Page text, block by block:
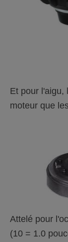
Et pour l'aigu,
moteur que
Attelé pour
(10 = 1.0